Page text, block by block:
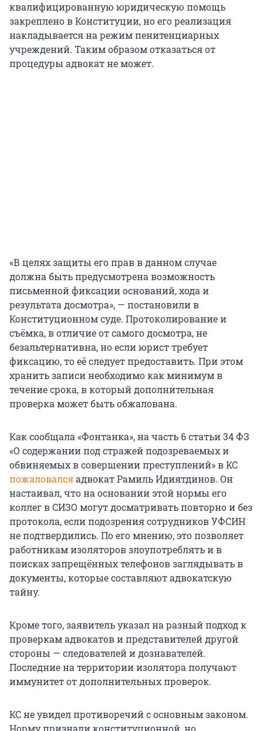
квалифицированную юридическую помощь
закреплено в Конституции, но его реализация
накладывается на режим пенитенциарных
учреждений. Таким образом отказаться от
процедуры адвокат не может.
«В целях защиты его прав в данном случае
должна быть предусмотрена возможность
письменной фиксации оснований, хода и
результата досмотра», — постановили в
Конституционном суде. Протоколирование и
съёмка, в отличие от самого досмотра, не
безальтернативна, но если юрист требует
фиксацию, то её следует предоставить. При этом
хранить записи необходимо как минимум в
течение срока, в который дополнительная
проверка может быть обжалована.
Как сообщала «Фонтанка», на часть 6 статьи 34 ФЗ
«О содержании под стражей подозреваемых и
обвиняемых в совершении преступлений» в КС
пожаловалсяадвокат Рамиль Идиятдинов. Он
настаивал, что на основании этой нормы его
коллег в СИЗО могут досматривать повторно и без
протокола, если подозрения сотрудников УФСИН
не подтвердились. По его мнению, это позволяет
работникам изоляторов злоупотреблять и в
поисках запрещённых телефонов заглядывать в
документы, которые составляют адвокатскую
тайну.
Кроме того, заявитель указал на разный подход к
проверкам адвокатов и представителей другой
стороны — следователей и дознавателей.
Последние на территории изолятора получают
иммунитет от дополнительных проверок.
КС не увидел противоречий с основным законом.
Норму признали конституционной, но